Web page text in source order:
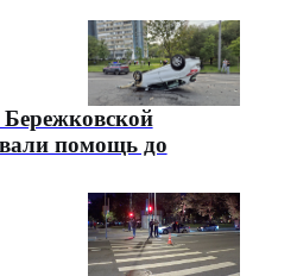
помощь до